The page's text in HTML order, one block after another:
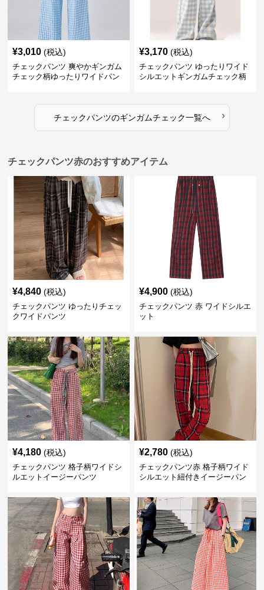
¥3,010 (税込)
チェックパンツ 爽やかギンガム
チェック柄ゆったりワイドパン
¥3,170 (税込)
チェックパンツ ゆったりワイド
シルエットギンガムチェック柄
チェックパンツのギンガムチェック一覧へ ›
チェックパンツ赤のおすすめアイテム
¥4,840 (税込)
チェックパンツ ゆったりチェッ
クワイドパンツ
¥4,900 (税込)
チェックパンツ 赤 ワイドシルエ
ット
¥4,180 (税込)
チェックパンツ 格子柄ワイドシ
ルエットイージーパンツ
¥2,780 (税込)
チェックパンツ赤 格子柄ワイド
シルエット紐付きイージーパン